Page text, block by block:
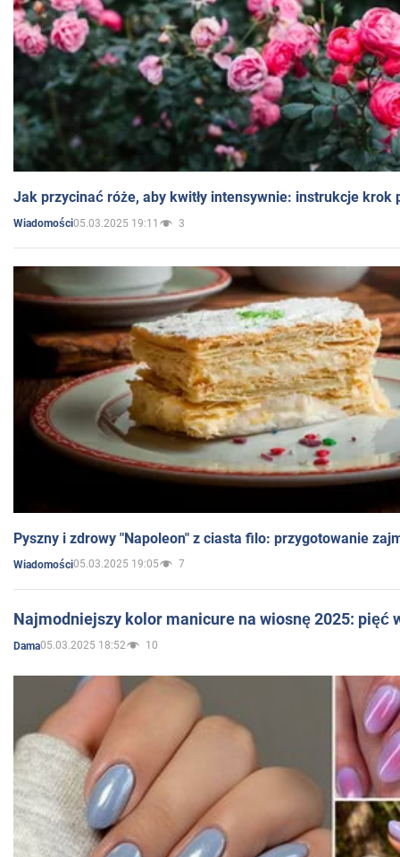
Jak przycinać róże, aby kwitły intensywnie: instrukcje krok
Wiadomości05.03.2025 19:11 3
Pyszny i zdrowy "Napoleon" z ciasta filo: przygotowanie
Wiadomości05.03.2025 19:05 7
Najmodniejszy kolor manicure na wiosnę 2025: pięć
Dama05.03.2025 18:52 10